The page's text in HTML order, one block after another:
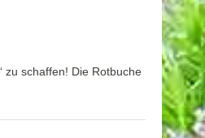
zu schaffen! Die Rotbuche